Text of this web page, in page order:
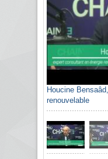
Houcine
renouvelable